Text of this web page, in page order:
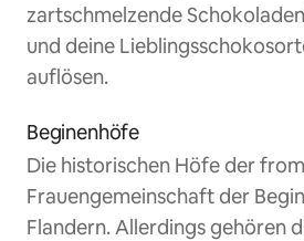
zartschmelzende
und deine
auflösen.
Beginenhöfe
Die historischen Höfe der
Frauengemeinschaft der
Flandern. Allerdings gehören